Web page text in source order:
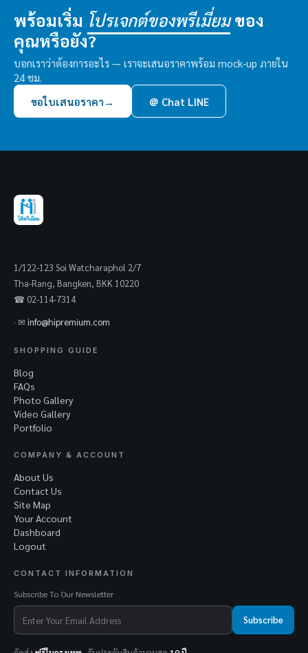
พร้อมเริ่ม โปรเจกต์ของพรีเมี่ยมของ
คุณหรือยัง?
บอกเราว่าต้องการอะไร — เราจะเสนอราคาพร้อม mock-up ภายใน
24 ชม.
ขอใบเสนอราคา → ＠ Chat LINE
1/122-123 Soi Watcharaphol 2/7
Tha-Rang, Bangken, BKK 10220
☎ 02-114-7314
· ✉ info@hipremium.com
SHOPPING GUIDE
Blog
FAQs
Photo Gallery
Video Gallery
Portfolio
COMPANY & ACCOUNT
About Us
Contact Us
Site Map
Your Account
Dashboard
Logout
CONTACT INFORMATION
Subscribe To Our Newsletter
Subscribe